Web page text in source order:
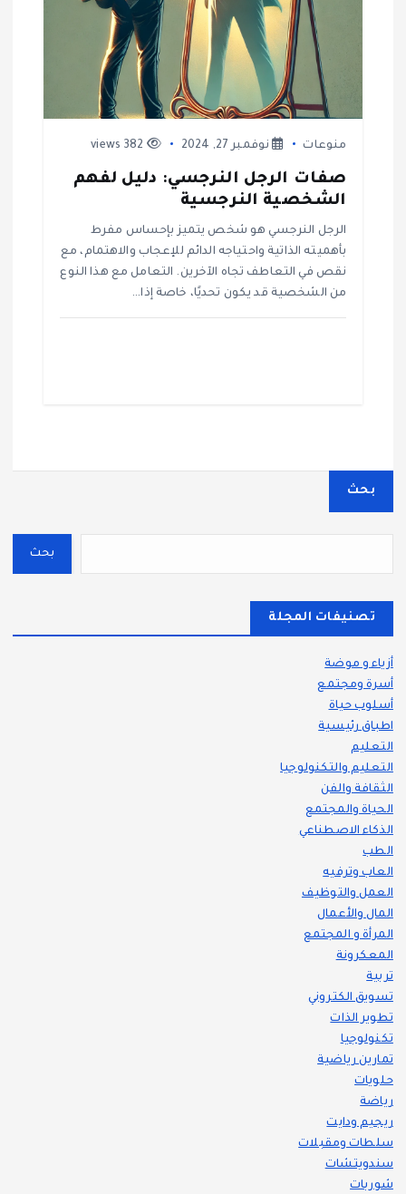
منوعات نوفمبر 27, 2024
صفات الرجل النرجسي: دليل لفهم
الشخصية النرجسية
الرجل النرجسي هو شخص يتميز بإحساس مفرط
بأهميته الذاتية واحتياجه الدائم للإعجاب والاهتمام، مع
نقص في التعاطف تجاه الآخرين. التعامل مع هذا النوع
من الشخصية قد يكون تحديًا، خاصة إذا…
بحث
بحث
تصنيفات المجلة
أزياء و موضة
أسرة ومجتمع
أسلوب حياة
اطباق رئيسية
التعليم
التعليم والتكنولوجيا
الثقافة والفن
الحياة والمجتمع
الذكاء الاصطناعي
الطب
العاب وترفيه
العمل والتوظيف
المال والأعمال
المرأة و المجتمع
المعكرونة
تربية
تسويق الكتروني
تطوير الذات
تكنولوجيا
تمارين رياضية
حلويات
رياضة
ريجيم ودايت
سلطات ومقبلات
سندويتشات
شوربات